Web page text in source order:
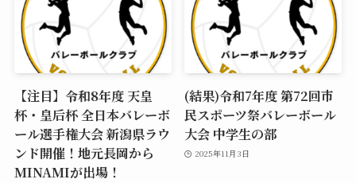
【注目】令和8年度 天皇
杯・皇后杯 全日本バレーボ
ール選手権大会 新潟県ラウ
ンド開催！地元長岡から
MINAMIが出場！
(結果)令和7年度 第72回市
民スポーツ祭バレーボール
大会 中学生の部
2025年11月3日